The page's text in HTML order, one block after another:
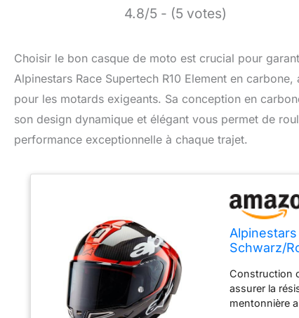
4.8/5 - (5 votes)
Choisir le bon casque de moto est crucial pour
Alpinestars Race Supertech R10 Element en
pour les motards exigeants. Sa conception en
son design dynamique et élégant vous permet de
performance exceptionnelle à chaque trajet.
Schwarz/
Construction
assurer la
mentonnière